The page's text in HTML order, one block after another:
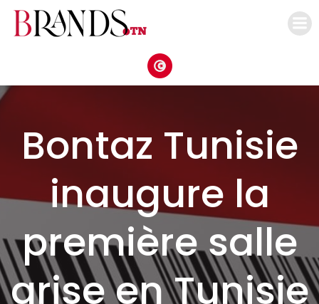
Bontaz Tunisie
inaugure la
première salle
grise en Tunisie